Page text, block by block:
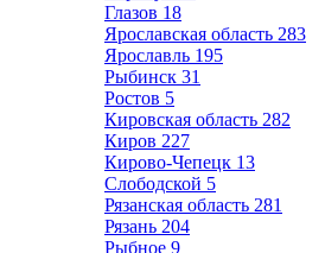
Глазов 18
Ярославская область 283
Ярославль 195
Рыбинск 31
Ростов 5
Кировская область 282
Киров 227
Кирово-Чепецк 13
Слободской 5
Рязанская область 281
Рязань 204
Рыбное 9